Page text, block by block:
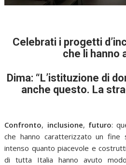
Celebrati i progetti
che li hanno
Dima: “L’istituzione di
anche questo. La
Confronto, inclusione, futuro:
che hanno caratterizzato un fine
intenso quanto piacevole e
di tutta Italia hanno avuto